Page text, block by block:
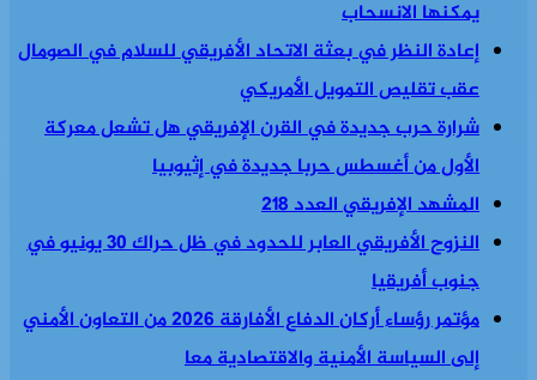
يمكنها الانسحاب
إعادة النظر في بعثة الاتحاد الأفريقي للسلام في الصومال
عقب تقليص التمويل الأمريكي
شرارة حرب جديدة في القرن الإفريقي هل تشعل معركة
الأول من أغسطس حربا جديدة في إثيوبيا
المشهد الإفريقي العدد 218
النزوح الأفريقي العابر للحدود في ظل حراك 30 يونيو في
جنوب أفريقيا
مؤتمر رؤساء أركان الدفاع الأفارقة 2026 من التعاون الأمني
إلى السياسة الأمنية والاقتصادية معا